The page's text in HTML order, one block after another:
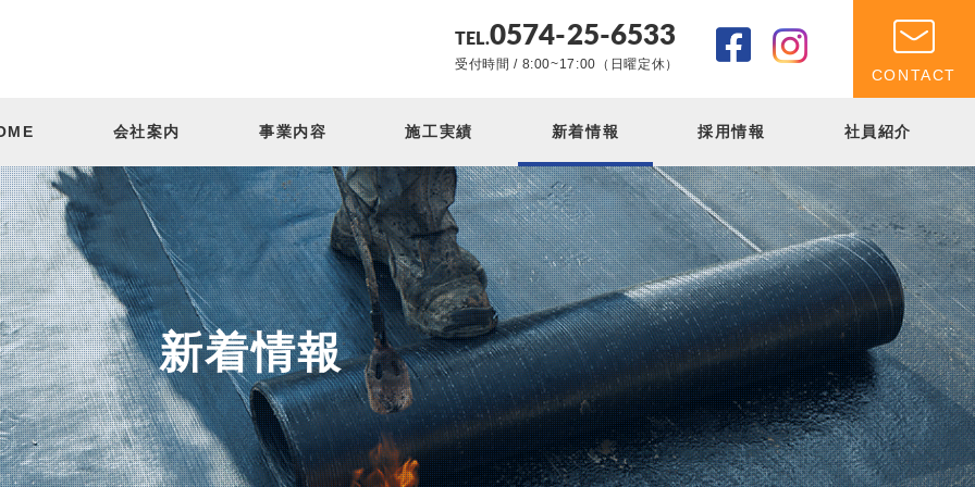
TEL.0574-25-6533
受付時間 / 8:00~17:00（日曜定休）
CONTACT
会社案内 事業内容 施工実績 新着情報 採用情報 社員紹介
新着情報